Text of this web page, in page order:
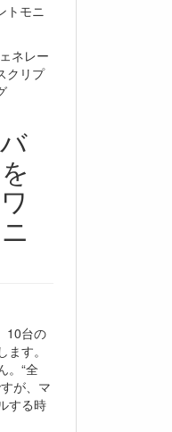
トモニ
ネレー
クリプ
10台の
す。
。“全
が、マ
する時